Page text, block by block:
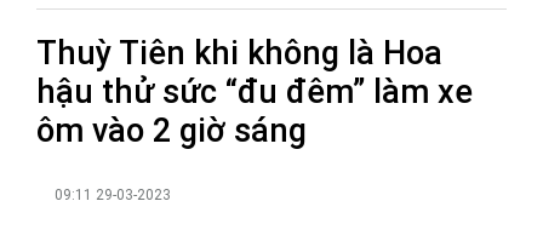
Thuỳ Tiên khi không là Hoa
hậu thử sức “đu đêm” làm xe
ôm vào 2 giờ sáng
09:11 29-03-2023